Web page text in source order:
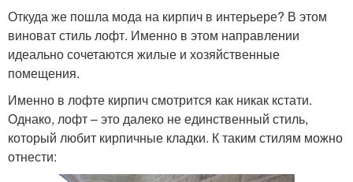
Откуда же пошла мода на кирпич в интерьере? В этом
виноват стиль лофт. Именно в этом направлении
идеально сочетаются жилые и хозяйственные
помещения.
Именно в лофте кирпич смотрится как никак кстати.
Однако, лофт – это далеко не единственный стиль,
который любит кирпичные кладки. К таким стилям можно
отнести: